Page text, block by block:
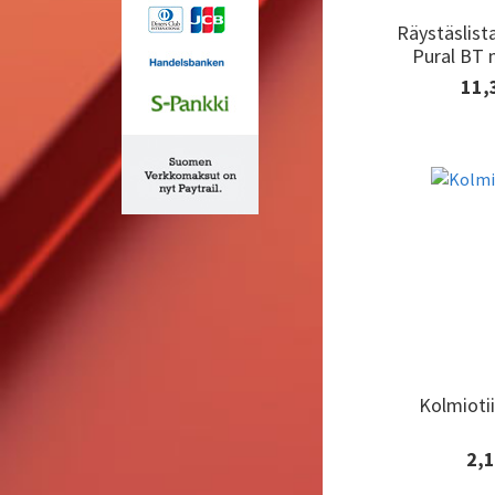
Pural BT
Pural BT